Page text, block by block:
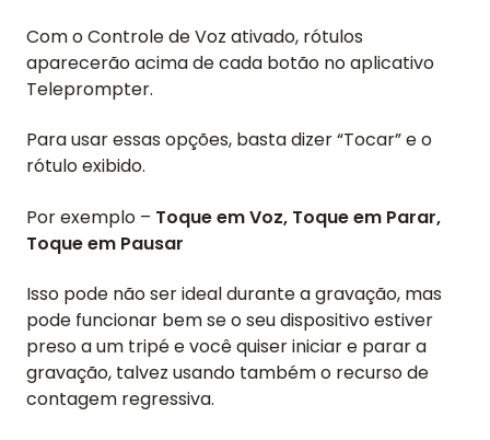
Com o Controle de Voz ativado, rótulos
aparecerão acima de cada botão no aplicativo
Teleprompter.
Para usar essas opções, basta dizer “Tocar” e o
rótulo exibido.
Por exemplo – Toque em Voz, Toque em Parar,
Toque em Pausar
Isso pode não ser ideal durante a gravação, mas
pode funcionar bem se o seu dispositivo estiver
preso a um tripé e você quiser iniciar e parar a
gravação, talvez usando também o recurso de
contagem regressiva.